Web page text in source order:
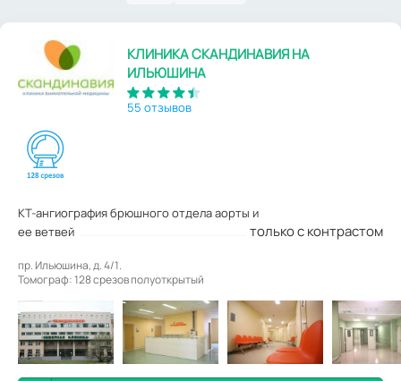
КЛИНИКА СКАНДИНАВИЯ НА
ИЛЬЮШИНА
55 отзывов
КТ-ангиография брюшного отдела аорты и
ее ветвей
только с контрастом
пр. Ильюшина, д. 4/1.
Томограф: 128 срезов полуоткрытый